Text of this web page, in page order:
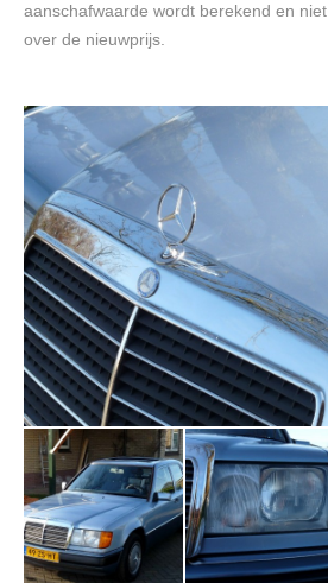
aanschafwaarde wordt berekend en niet
over de nieuwprijs.